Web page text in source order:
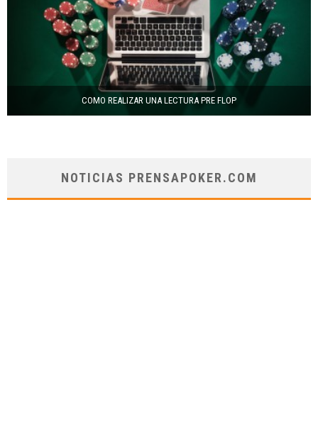
COMO REALIZAR UNA LECTURA PRE FLOP
NOTICIAS PRENSAPOKER.COM